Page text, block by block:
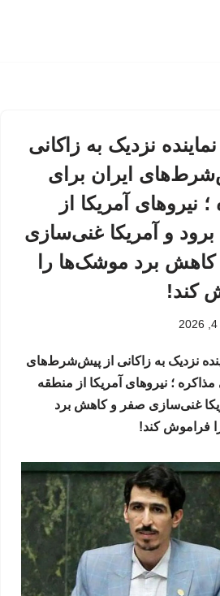
نزدیک به زاکانی
ایران برای
نیروهای آمریکا از
و آمریکا غنی‌سازی
برد موشک‌ها را
کند!
نزدیک به زاکانی از پیش‌شرط‌های
مذاکره ؛ نیروهای آمریکا از منطقه
غنی‌سازی صفر و کاهش برد
فراموش کند!